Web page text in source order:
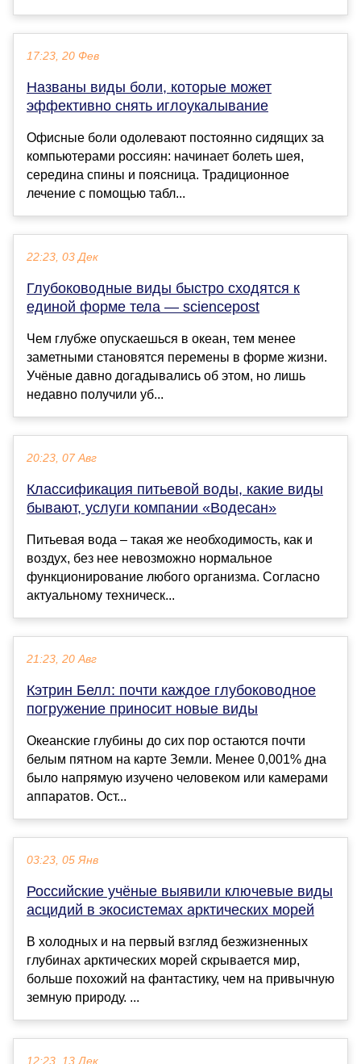
17:23, 20 Фев
Названы виды боли, которые может
эффективно снять иглоукалывание
Офисные боли одолевают постоянно сидящих за
компьютерами россиян: начинает болеть шея,
середина спины и поясница. Традиционное
лечение с помощью табл...
22:23, 03 Дек
Глубоководные виды быстро сходятся к
единой форме тела — sciencepost
Чем глубже опускаешься в океан, тем менее
заметными становятся перемены в форме жизни.
Учёные давно догадывались об этом, но лишь
недавно получили уб...
20:23, 07 Авг
Классификация питьевой воды, какие виды
бывают, услуги компании «Водесан»
Питьевая вода – такая же необходимость, как и
воздух, без нее невозможно нормальное
функционирование любого организма. Согласно
актуальному техническ...
21:23, 20 Авг
Кэтрин Белл: почти каждое глубоководное
погружение приносит новые виды
Океанские глубины до сих пор остаются почти
белым пятном на карте Земли. Менее 0,001% дна
было напрямую изучено человеком или камерами
аппаратов. Ост...
03:23, 05 Янв
Российские учёные выявили ключевые виды
асцидий в экосистемах арктических морей
В холодных и на первый взгляд безжизненных
глубинах арктических морей скрывается мир,
больше похожий на фантастику, чем на привычную
земную природу. ...
12:23, 13 Дек